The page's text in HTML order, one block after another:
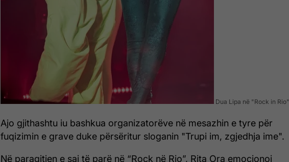
Dua Lipa në "Rock in Rio"
Ajo gjithashtu iu bashkua organizatorëve në mesazhin e tyre për
fuqizimin e grave duke përsëritur sloganin "Trupi im, zgjedhja ime".
Në paraqitjen e saj të parë në “Rock në Rio”, Rita Ora emocionoi